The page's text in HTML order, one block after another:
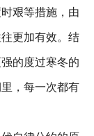
艰等措施，由
更加有效。结
的度过寒冬的
，每一次都有